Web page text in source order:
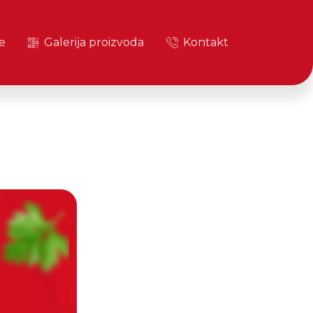
Galerija proizvoda Kontakt